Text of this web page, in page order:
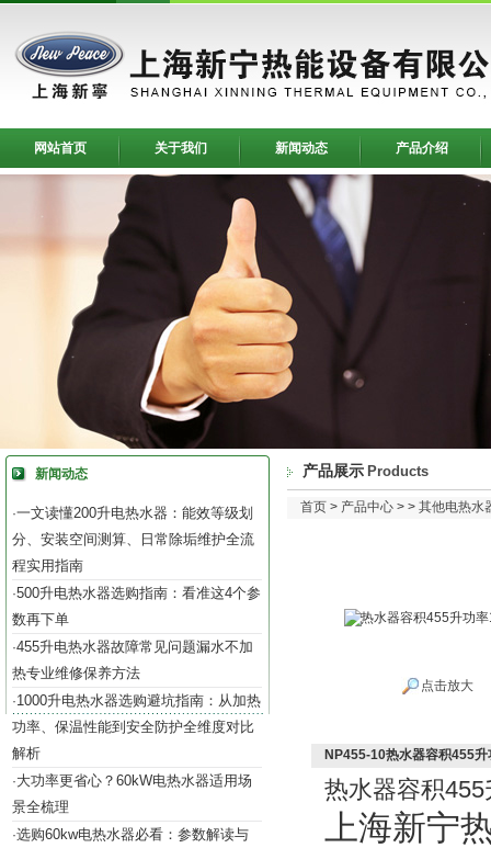
网站首页 关于我们 新闻动态 产品介绍
新闻动态
·一文读懂200升电热水器：能效等级划
分、安装空间测算、日常除垢维护全流
程实用指南
·500升电热水器选购指南：看准这4个参
数再下单
·455升电热水器故障常见问题漏水不加
热专业维修保养方法
·1000升电热水器选购避坑指南：从加热
功率、保温性能到安全防护全维度对比
解析
·大功率更省心？60kW电热水器适用场
景全梳理
·选购60kw电热水器必看：参数解读与
产品展示 Products
首页 > 产品中心 > > 其他电热水
点击放大
NP455-10热水器容积455
热水器容积455
上海新宁